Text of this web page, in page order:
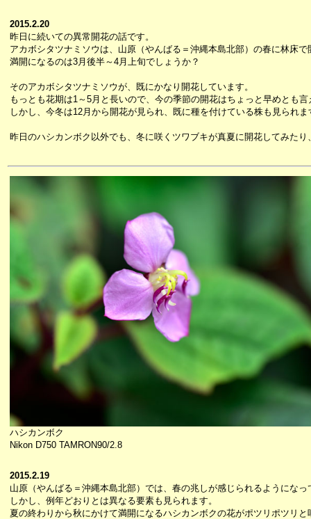
2015.2.20
昨日に続いての異常開花の話です。
アカボシタツナミソウは、山原（やんばる＝沖縄本島北部）の春に林床
満開になるのは3月後半～4月上旬でしょうか？
そのアカボシタツナミソウが、既にかなり開花しています。
もっとも花期は1～5月と長いので、今の季節の開花はちょっと早めとも言
しかし、今冬は12月から開花が見られ、既に種を付けている株も見られま
昨日のハシカンボク以外でも、冬に咲くツワブキが真夏に開花してみた
ハシカンボク
Nikon D750 TAMRON90/2.8
2015.2.19
山原（やんばる＝沖縄本島北部）では、春の兆しが感じられるようになっ
しかし、例年どおりとは異なる要素も見られます。
夏の終わりから秋にかけて満開になるハシカンボクの花がポツリポツリと